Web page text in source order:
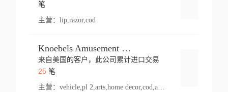
笔
主营： lip,razor,cod
Knoebels Amusement Resort
来自美国的客户，此公司累计进口交易
25笔
主营： vehicle,pl 2,arts,home decor,cod,amusement ride,sea